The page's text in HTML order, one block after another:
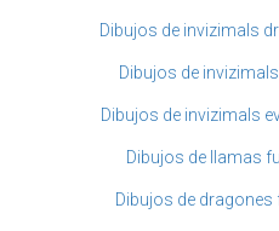
Dibujos de invizimals
Dibujos de
Dibujos de invizimals
Dibujos de llamas
Dibujos de